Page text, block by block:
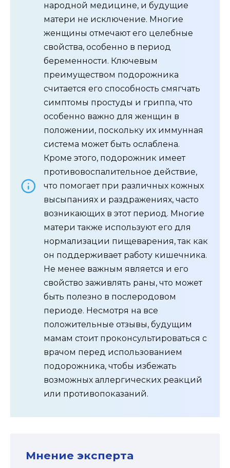
народной медицине, и будущие
матери не исключение. Многие
женщины отмечают его целебные
свойства, особенно в период
беременности. Ключевым
преимуществом подорожника
считается его способность смягчать
симптомы простуды и гриппа, что
особенно важно для женщин в
положении, поскольку их иммунная
система может быть ослаблена.
Кроме этого, подорожник имеет
противовоспалительное действие,
что помогает при различных кожных
высыпаниях и раздражениях, часто
возникающих в этот период. Многие
матери также используют его для
нормализации пищеварения, так как
он поддерживает работу кишечника.
Не менее важным является и его
свойство заживлять раны, что может
быть полезно в послеродовом
периоде. Несмотря на все
положительные отзывы, будущим
мамам стоит проконсультироваться с
врачом перед использованием
подорожника, чтобы избежать
возможных аллергических реакций
или противопоказаний.
Мнение эксперта